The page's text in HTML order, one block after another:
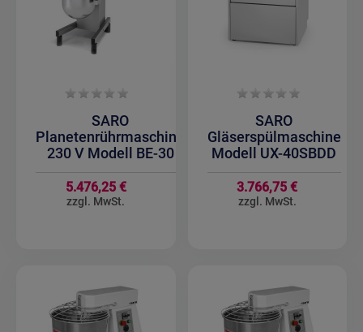
SARO
Planetenrührmaschine
230 V Modell BE-30
5.476,25 €
SARO
Gläserspülmaschine
Modell UX-40SBDD
3.766,75 €